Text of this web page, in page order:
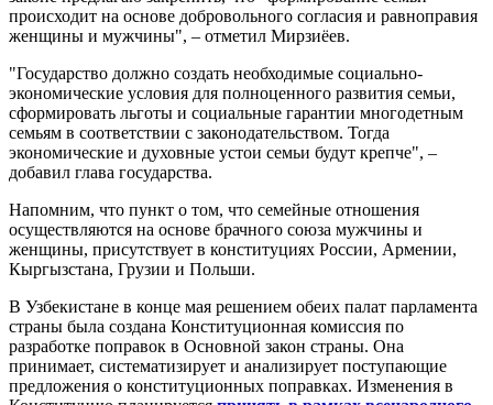
происходит на основе добровольного согласия и равноправия
женщины и мужчины", – отметил Мирзиёев.
"Государство должно создать необходимые социально-
экономические условия для полноценного развития семьи,
сформировать льготы и социальные гарантии многодетным
семьям в соответствии с законодательством. Тогда
экономические и духовные устои семьи будут крепче", –
добавил глава государства.
Напомним, что пункт о том, что семейные отношения
осуществляются на основе брачного союза мужчины и
женщины, присутствует в конституциях России, Армении,
Кыргызстана, Грузии и Польши.
В Узбекистане в конце мая решением обеих палат парламента
страны была создана Конституционная комиссия по
разработке поправок в Основной закон страны. Она
принимает, систематизирует и анализирует поступающие
предложения о конституционных поправках. Изменения в